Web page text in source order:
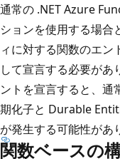
通常の .NET Azure
ションを使用する場合
ィに対する関数のエン
して宣言する必要があ
ントを宣言すると、
期化子と Durable
が発生する可能性があ
関数ベースの